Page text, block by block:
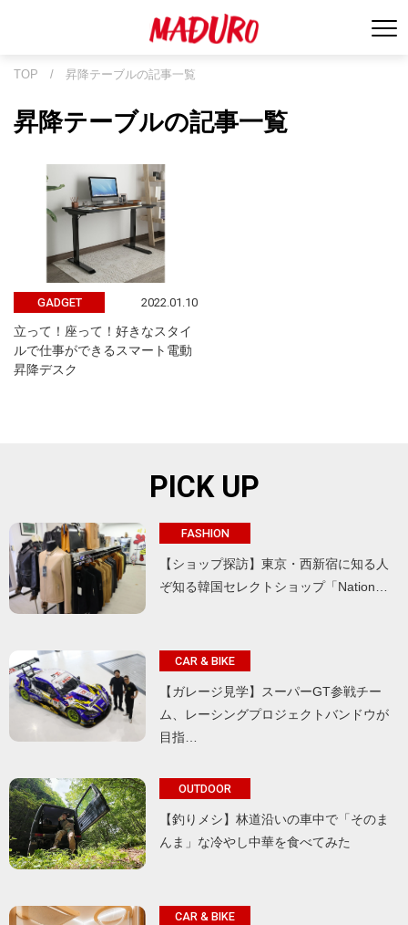
TOP / 昇降テーブルの記事一覧
昇降テーブルの記事一覧
GADGET 2022.01.10
立って！座って！好きなスタイ
ルで仕事ができるスマート電動
昇降デスク
PICK UP
FASHION
【ショップ探訪】東京・西新宿に知る人
ぞ知る韓国セレクトショップ「Nation…
CAR & BIKE
【ガレージ見学】スーパーGT参戦チー
ム、レーシングプロジェクトバンドウが
目指…
OUTDOOR
【釣りメシ】林道沿いの車中で「そのま
んま」な冷やし中華を食べてみた
CAR & BIKE